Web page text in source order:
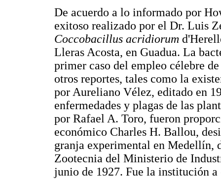
De acuerdo a lo informado por
exitoso realizado por el Dr. Luis
Coccobacillus acridiorum
Lleras Acosta, en Guadua. La
primer caso del empleo célebre
otros reportes, tales como la
por Aureliano Vélez, editado en
enfermedades y plagas de las
por Rafael A. Toro, fueron
económico Charles H. Ballou,
granja experimental en Medellín,
Zootecnia del Ministerio de
junio de 1927. Fue la institución